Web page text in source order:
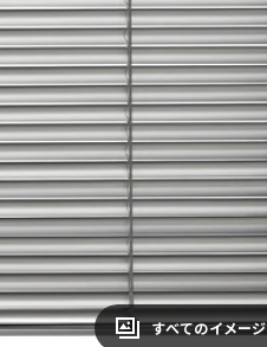
すべてのイメージ